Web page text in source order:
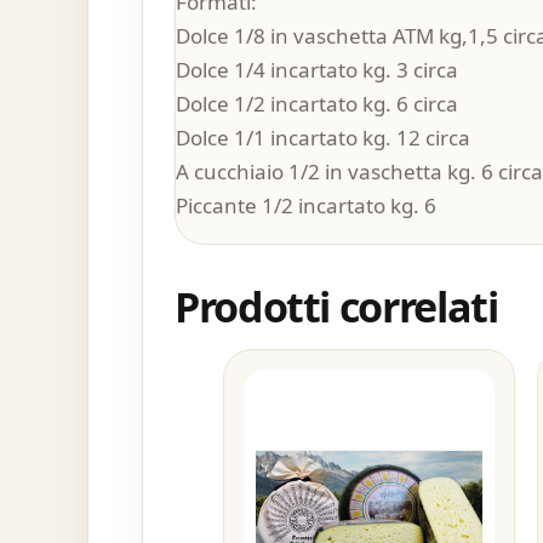
Dolce 1/8 in vaschetta ATM kg,1,5
Dolce 1/4 incartato kg. 3 circa
Dolce 1/2 incartato kg. 6 circa
Dolce 1/1 incartato kg. 12 circa
A cucchiaio 1/2 in vaschetta kg. 6 circa
Piccante 1/2 incartato kg. 6
Prodotti correlati